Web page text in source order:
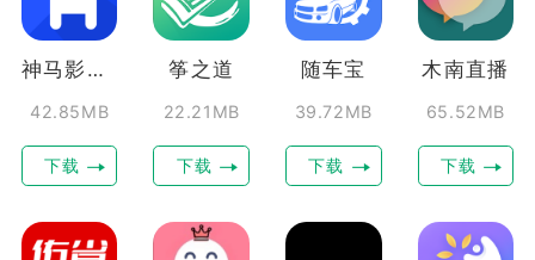
神马影院播放器
42.85MB
下载
筝之道
22.21MB
下载
随车宝
39.72MB
下载
木南直播
65.52MB
下载